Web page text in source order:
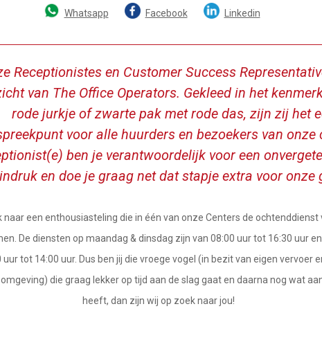
Whatsapp Facebook Linkedin
Receptionistes en Customer Success
van The Office Operators. Gekleed in het
rode jurkje of zwarte pak met rode das, zijn zij het
voor alle huurders en bezoekers van onze
ben je verantwoordelijk voor een
indruk en doe je graag net dat stapje extra voor onze
naar een enthousiasteling die in één van onze Centers de
De diensten op maandag & dinsdag zijn van 08:00 uur tot 16:30 uur
uur tot 14:00 uur. Dus ben jij die vroege vogel (in bezit van eigen vervoer
die graag lekker op tijd aan de slag gaat en daarna nog wat
heeft, dan zijn wij op zoek naar jou!